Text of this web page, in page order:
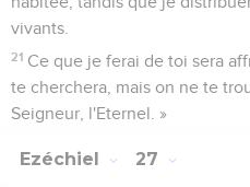
vivants.
21 Ce que je ferai de toi sera
te cherchera, mais on ne te
Seigneur, l'Eternel. »
Ezéchiel 27